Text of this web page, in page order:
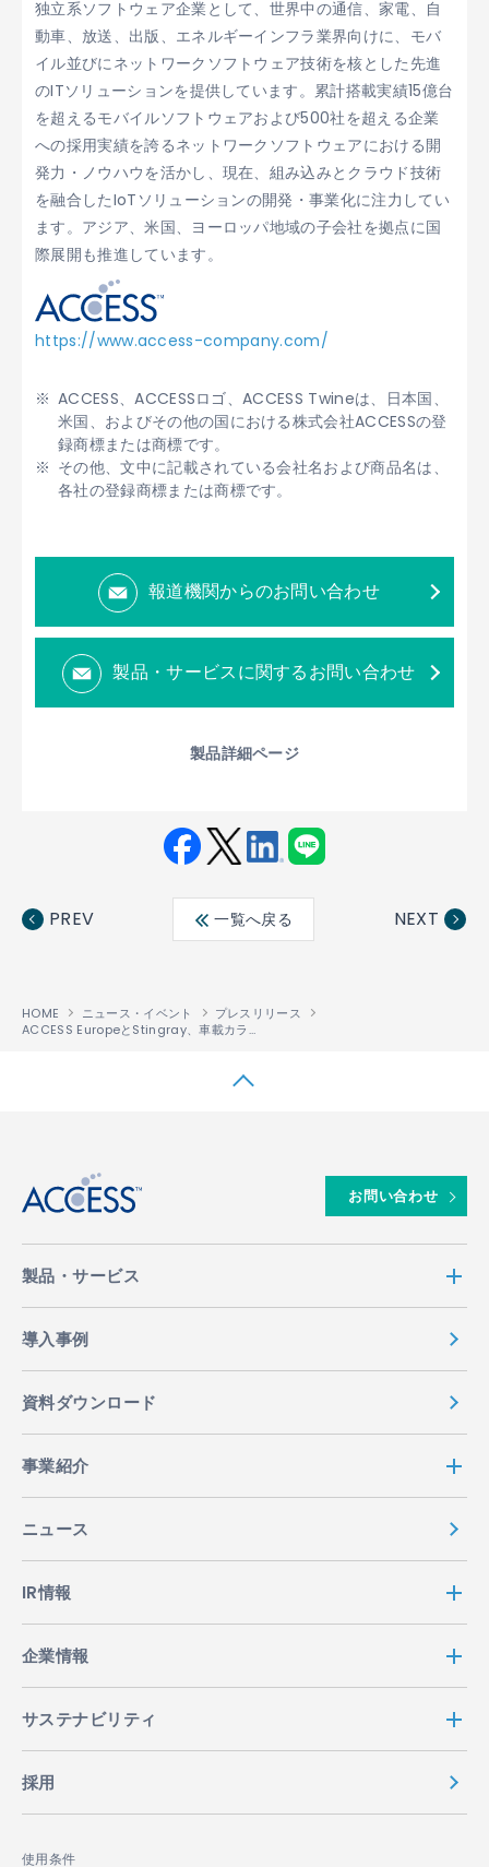
独立系ソフトウェア企業として、世界中の通信、家電、自
動車、放送、出版、エネルギーインフラ業界向けに、モバ
イル並びにネットワークソフトウェア技術を核とした先進
のITソリューションを提供しています。累計搭載実績15億台
を超えるモバイルソフトウェアおよび500社を超える企業
への採用実績を誇るネットワークソフトウェアにおける開
発力・ノウハウを活かし、現在、組み込みとクラウド技術
を融合したIoTソリューションの開発・事業化に注力してい
ます。アジア、米国、ヨーロッパ地域の子会社を拠点に国
際展開も推進しています。
https://www.access-company.com/
ACCESS、ACCESSロゴ、ACCESS Twineは、日本国、
米国、およびその他の国における株式会社ACCESSの登
録商標または商標です。
その他、文中に記載されている会社名および商品名は、
各社の登録商標または商標です。
報道機関からのお問い合わせ
製品・サービスに関するお問い合わせ
製品詳細ページ
ebo ter
edin
PREV 一覧へ戻る NEXT
HOME ニュース・イベント
プレスリリース
ACCESS EuropeとStingray、車載カラオケサービスを提供
お問い合わせ
製品・サービス
導入事例
資料ダウンロード
事業紹介
ニュース
IR情報
企業情報
サステナビリティ
採用
使用条件